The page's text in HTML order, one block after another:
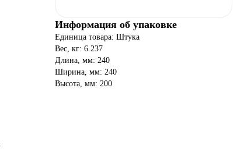
Информация об упаковке
Единица товара: Штука
Вес, кг: 6.237
Длина, мм: 240
Ширина, мм: 240
Высота, мм: 200